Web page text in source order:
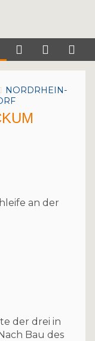
NORDRHEIN-
an der
der drei in
Bau des